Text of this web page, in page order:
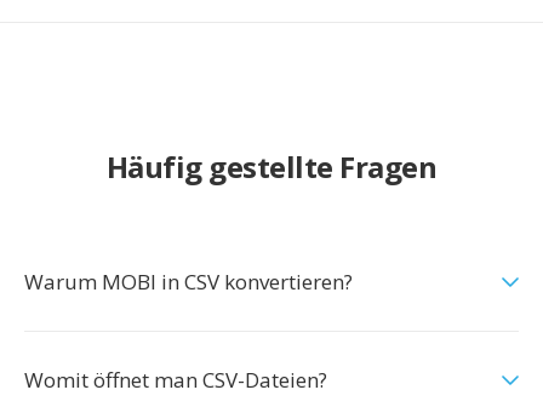
Häufig gestellte Fragen
Warum MOBI in CSV konvertieren?
Womit öffnet man CSV-Dateien?